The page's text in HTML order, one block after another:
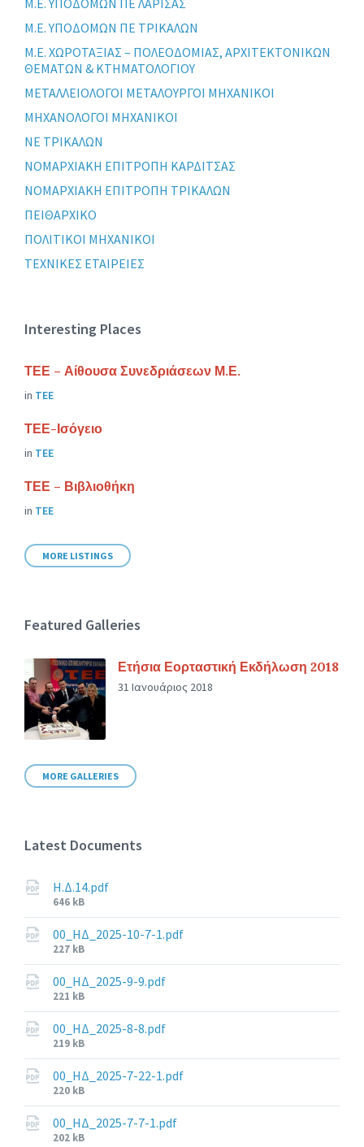
Μ.Ε. ΥΠΟΔΟΜΩΝ ΠΕ ΛΑΡΙΣΑΣ
Μ.Ε. ΥΠΟΔΟΜΩΝ ΠΕ ΤΡΙΚΑΛΩΝ
Μ.Ε. ΧΩΡΟΤΑΞΙΑΣ – ΠΟΛΕΟΔΟΜΙΑΣ, ΑΡΧΙΤΕΚΤΟΝΙΚΩΝ
ΘΕΜΑΤΩΝ & ΚΤΗΜΑΤΟΛΟΓΙΟΥ
ΜΕΤΑΛΛΕΙΟΛΟΓΟΙ ΜΕΤΑΛΟΥΡΓΟΙ ΜΗΧΑΝΙΚΟΙ
ΜΗΧΑΝΟΛΟΓΟΙ ΜΗΧΑΝΙΚΟΙ
ΝΕ ΤΡΙΚΑΛΩΝ
ΝΟΜΑΡΧΙΑΚΗ ΕΠΙΤΡΟΠΗ ΚΑΡΔΙΤΣΑΣ
ΝΟΜΑΡΧΙΑΚΗ ΕΠΙΤΡΟΠΗ ΤΡΙΚΑΛΩΝ
ΠΕΙΘΑΡΧΙΚΟ
ΠΟΛΙΤΙΚΟΙ ΜΗΧΑΝΙΚΟΙ
ΤΕΧΝΙΚΕΣ ΕΤΑΙΡΕΙΕΣ
Interesting Places
ΤΕΕ – Αίθουσα Συνεδριάσεων Μ.Ε.
in ΤΕΕ
ΤΕΕ-Ισόγειο
in ΤΕΕ
ΤΕΕ – Βιβλιοθήκη
in ΤΕΕ
MORE LISTINGS
Featured Galleries
Ετήσια Εορταστική Εκδήλωση 2018
31 Ιανουάριος 2018
MORE GALLERIES
Latest Documents
Η.Δ.14.pdf
File
size:
646 kB
00_ΗΔ_2025-10-7-1.pdf
File
size:
227 kB
00_ΗΔ_2025-9-9.pdf
File
size:
221 kB
00_ΗΔ_2025-8-8.pdf
File
size:
219 kB
00_ΗΔ_2025-7-22-1.pdf
File
size:
220 kB
00_ΗΔ_2025-7-7-1.pdf
File
202 kB